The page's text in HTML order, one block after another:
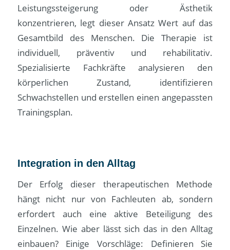
Leistungssteigerung oder Ästhetik
konzentrieren, legt dieser Ansatz Wert auf das
Gesamtbild des Menschen. Die Therapie ist
individuell, präventiv und rehabilitativ.
Spezialisierte Fachkräfte analysieren den
körperlichen Zustand, identifizieren
Schwachstellen und erstellen einen angepassten
Trainingsplan.
Integration in den Alltag
Der Erfolg dieser therapeutischen Methode
hängt nicht nur von Fachleuten ab, sondern
erfordert auch eine aktive Beteiligung des
Einzelnen. Wie aber lässt sich das in den Alltag
einbauen? Einige Vorschläge: Definieren Sie